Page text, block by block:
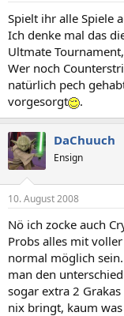
Spielt ihr alle Spiele
Ich denke mal das
Ultmate
Wer noch
natürlich pech
vorgesorgt
.
DaChuuch
Ensign
10. August 2008
Nö ich zocke auch
Probs alles mit
normal möglich
man den
sogar extra 2
nix bringt, kaum